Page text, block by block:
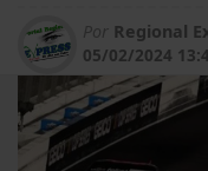
Por Regional
05/02/2024